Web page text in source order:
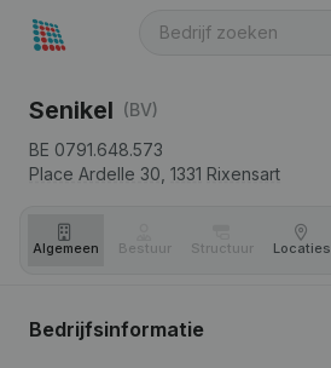
Senikel (BV)
BE 0791.648.573
Place Ardelle 30, 1331 Rixensart
Algemeen Bestuur Structuur Locaties
Bedrijfsinformatie